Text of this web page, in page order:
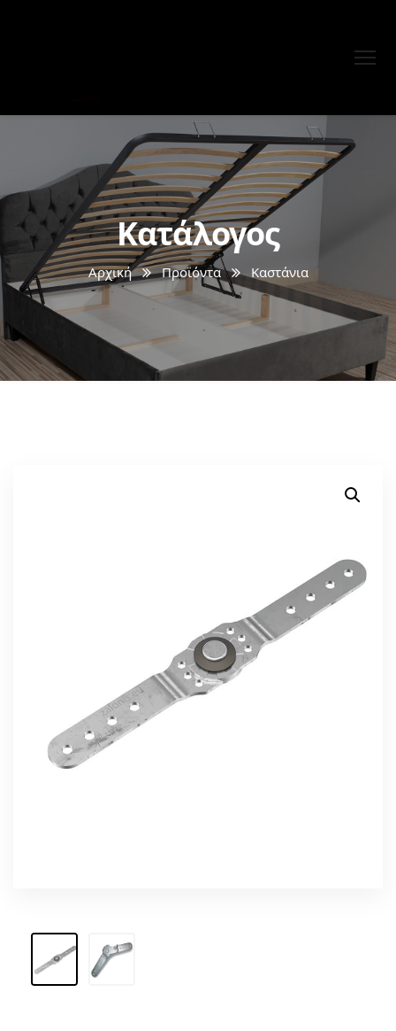
Κατάλογος
Αρχική Προϊόντα Καστάνια